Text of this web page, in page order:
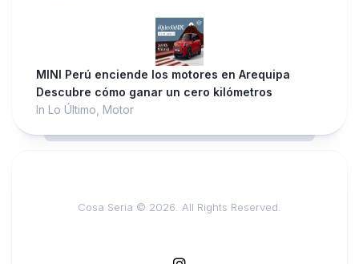
MINI Perú enciende los motores en Arequipa
Descubre cómo ganar un cero kilómetros
In Lo Último, Motor
Cosa Seria © 2026. All Rights Reserved.